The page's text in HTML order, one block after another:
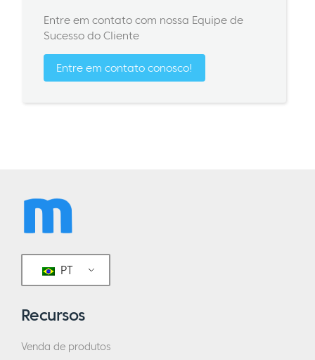
Entre em contato com nossa Equipe de
Sucesso do Cliente
Entre em contato conosco!
PT
Recursos
Venda de produtos